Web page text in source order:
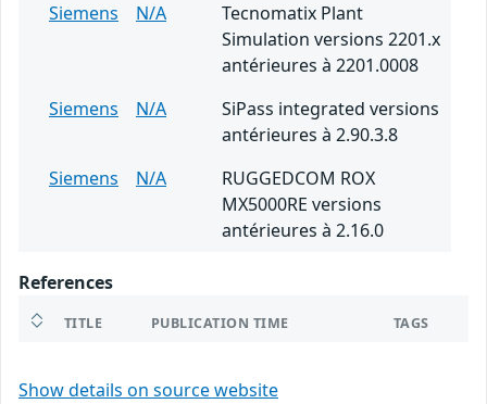
Siemens
N/A
Tecnomatix Plant
Simulation versions 2201.x
antérieures à 2201.0008
Siemens
N/A
SiPass integrated versions
antérieures à 2.90.3.8
Siemens
N/A
RUGGEDCOM ROX
MX5000RE versions
antérieures à 2.16.0
References
TITLE PUBLICATION TIME TAGS
Show details on source website